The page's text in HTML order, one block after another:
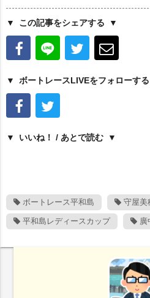
この記事をシェアする
ボートレースLIVEをフォローする
いいね！ / あとで読む
ボートレース平和島 守屋美
平和島レディースカップ 廣